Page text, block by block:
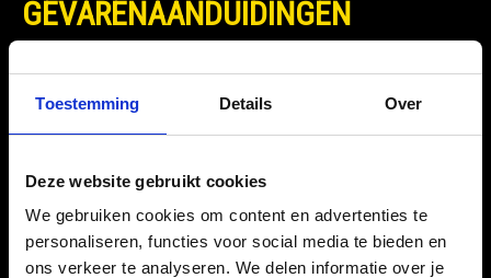
Toestemming Details Over
Deze website gebruikt cookies
We gebruiken cookies om content en advertenties te
personaliseren, functies voor social media te bieden en
ons verkeer te analyseren. We delen informatie over je
GEVARENAANDUIDINGEN
EUH208 - Kan een allergische reactie veroorzaken.
DOWNLOADS
Veiligheidsinstructies